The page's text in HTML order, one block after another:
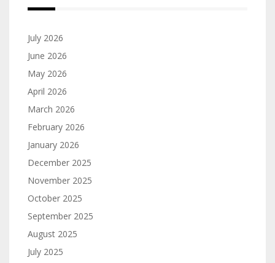
July 2026
June 2026
May 2026
April 2026
March 2026
February 2026
January 2026
December 2025
November 2025
October 2025
September 2025
August 2025
July 2025